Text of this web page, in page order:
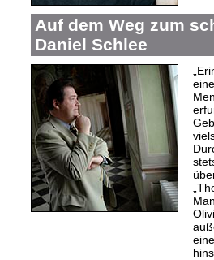
Auf dem Weg zum
Daniel Schlee